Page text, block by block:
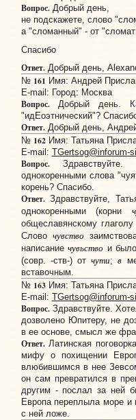
Вопрос.Добрый день,
не подскажете, слово
а "сломанный" - от
Спасибо
Ответ.Добрый день,
№ 161 Имя: Андрей
E-mail: Город: Москва
Вопрос.Добрый день.
"идЕоэтнический"?
Ответ.Добрый день,
№ 162Имя: Татьяна
E-mail: TGertsog@inforum-
Вопрос.Здравствуйте.
однокоренными слова
корень? Спасибо.
Ответ.Здравствуйте,
однокоренными (корни
общеславянскому
Слово чувство
написаниечувьство и
(совр. -ств-) отчути;в
вставочным.
№ 163Имя: Татьяна
E-mail: TGertsog@inforum-
Вопрос.Здравствуйте.
дозволено Юпитеру, не
в ее основе, смысл же
Ответ.Латинская
мифу о похищении
влюбившимся в нее
он сам превратился в
другим - послал за ней
Европа переплыла море и
с ней ложе.